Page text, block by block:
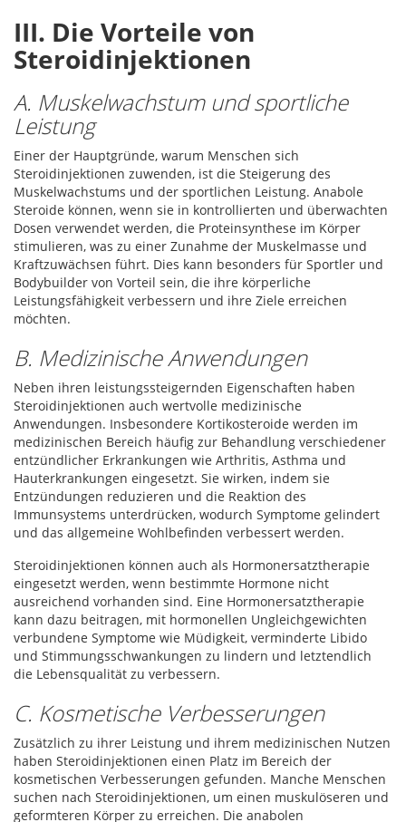
III. Die Vorteile von
Steroidinjektionen
A. Muskelwachstum und sportliche
Leistung
Einer der Hauptgründe, warum Menschen sich
Steroidinjektionen zuwenden, ist die Steigerung des
Muskelwachstums und der sportlichen Leistung. Anabole
Steroide können, wenn sie in kontrollierten und überwachten
Dosen verwendet werden, die Proteinsynthese im Körper
stimulieren, was zu einer Zunahme der Muskelmasse und
Kraftzuwächsen führt. Dies kann besonders für Sportler und
Bodybuilder von Vorteil sein, die ihre körperliche
Leistungsfähigkeit verbessern und ihre Ziele erreichen
möchten.
B. Medizinische Anwendungen
Neben ihren leistungssteigernden Eigenschaften haben
Steroidinjektionen auch wertvolle medizinische
Anwendungen. Insbesondere Kortikosteroide werden im
medizinischen Bereich häufig zur Behandlung verschiedener
entzündlicher Erkrankungen wie Arthritis, Asthma und
Hauterkrankungen eingesetzt. Sie wirken, indem sie
Entzündungen reduzieren und die Reaktion des
Immunsystems unterdrücken, wodurch Symptome gelindert
und das allgemeine Wohlbefinden verbessert werden.
Steroidinjektionen können auch als Hormonersatztherapie
eingesetzt werden, wenn bestimmte Hormone nicht
ausreichend vorhanden sind. Eine Hormonersatztherapie
kann dazu beitragen, mit hormonellen Ungleichgewichten
verbundene Symptome wie Müdigkeit, verminderte Libido
und Stimmungsschwankungen zu lindern und letztendlich
die Lebensqualität zu verbessern.
C. Kosmetische Verbesserungen
Zusätzlich zu ihrer Leistung und ihrem medizinischen Nutzen
haben Steroidinjektionen einen Platz im Bereich der
kosmetischen Verbesserungen gefunden. Manche Menschen
suchen nach Steroidinjektionen, um einen muskulöseren und
geformteren Körper zu erreichen. Die anabolen